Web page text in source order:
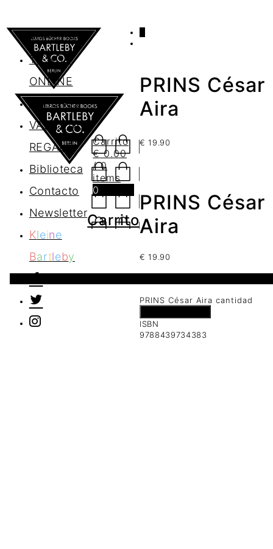
AGENDA
TIENDA
ONLINE
Nosotros
VALES DE
REGALO
Biblioteca
Contacto
Newsletter
Kleine
Bartleby
Carrito
€0.00
/ 0
items
0
Carrito
PRINS César
Aira
€ 19.90
PRINS César
Aira
€ 19.90
PRINS César Aira cantidad
ISBN
9788439734383